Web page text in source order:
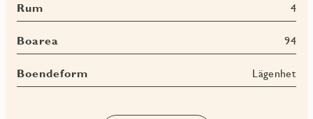
Här finns även ett badrum med tvättavdelning samt en extra
wc/dusch, vilket gör vardagen smidig för både familj och
gäster. En välbalanserad bostad med gott om plats, fina
sociala ytor och en uteplats som ger hemmet det lilla extra.
Rum 4
Boarea 94
Boendeform Lägenhet